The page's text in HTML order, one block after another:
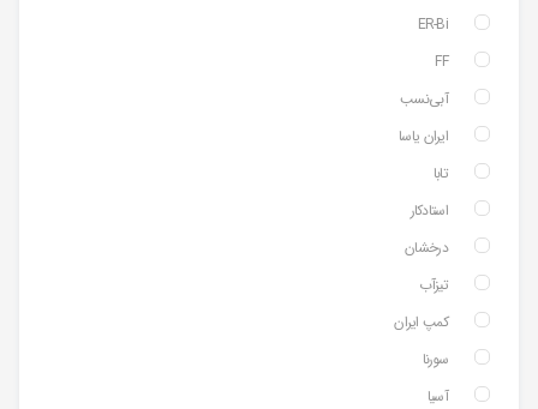
ER-Bi
FF
آبی‌نسب
ایران یاسا
تابا
استادکار
درخشان
تیزآب
کمپ ایران
سورنا
آسیا